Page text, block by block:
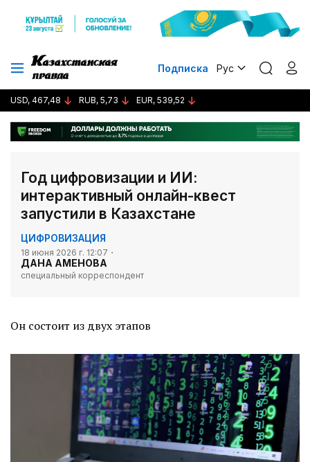
Подписка Рус
USD, 467,48 RUB, 5,73 EUR, 539,52
Год цифровизации и ИИ:
интерактивный онлайн-квест
запустили в Казахстане
ЦИФРОВИЗАЦИЯ
18 июня 2026 г. 12:07
ДАНА АМЕНОВА
специальный корреспондент
Он состоит из двух этапов